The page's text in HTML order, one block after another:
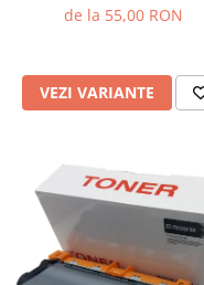
de la 55,00 RON
VEZI VARIANTE